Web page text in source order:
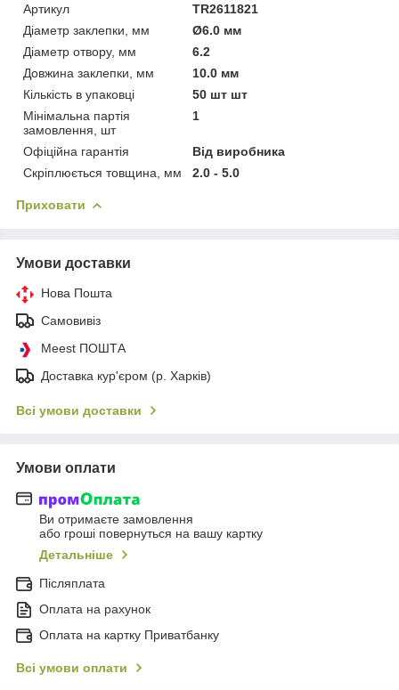
Артикул
TR2611821
Діаметр заклепки, мм
Ø6.0 мм
Діаметр отвору, мм
6.2
Довжина заклепки, мм
10.0 мм
Кількість в упаковці
50 шт шт
Мінімальна партія
замовлення, шт
1
Офіційна гарантія
Від виробника
Скріплюється товщина, мм
2.0 - 5.0
Приховати
Умови доставки
Нова Пошта
Самовивіз
Meest ПОШТА
Доставка кур'єром (р. Харків)
Всі умови доставки
Умови оплати
Ви отримаєте замовлення
або гроші повернуться на вашу картку
Детальніше
Післяплата
Оплата на рахунок
Оплата на картку Приватбанку
Всі умови оплати